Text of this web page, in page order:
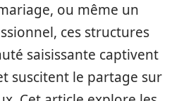
ou même un
ces structures
saisissante captivent
suscitent le partage sur